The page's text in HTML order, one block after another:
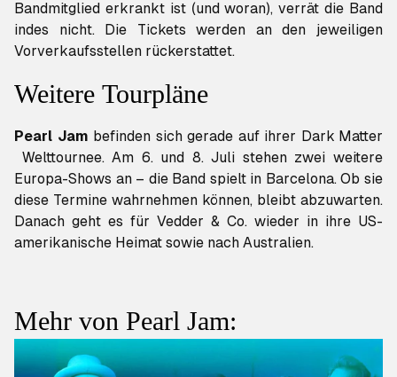
Bandmitglied erkrankt ist (und woran), verrät die Band
indes nicht. Die Tickets werden an den jeweiligen
Vorverkaufsstellen rückerstattet.
Weitere Tourpläne
Pearl Jam befinden sich gerade auf ihrer Dark Matter
Welttournee. Am 6. und 8. Juli stehen zwei weitere
Europa-Shows an – die Band spielt in Barcelona. Ob sie
diese Termine wahrnehmen können, bleibt abzuwarten.
Danach geht es für Vedder & Co. wieder in ihre US-
amerikanische Heimat sowie nach Australien.
Mehr von Pearl Jam: